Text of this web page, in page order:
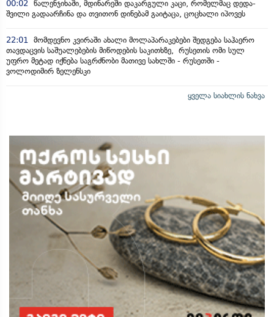
00:02
წალენჯიხაში, მდინარეში დაკარგული კაცი, რომელმაც დედა-
შვილი გადაარჩინა და თვითონ დინებამ გაიტაცა, ცოცხალი იპოვეს
22:01
მომდევნო კვირაში ახალი მოლაპარაკებები შედგება საჰაერო
თავდაცვის საშუალებების მიწოდების საკითხზე, რუსეთის ომი სულ
უფრო მეტად იქნება საგრძნობი მათივე სახლში - რუსეთში -
ვოლოდიმირ ზელენსკი
ყველა სიახლის ნახვა